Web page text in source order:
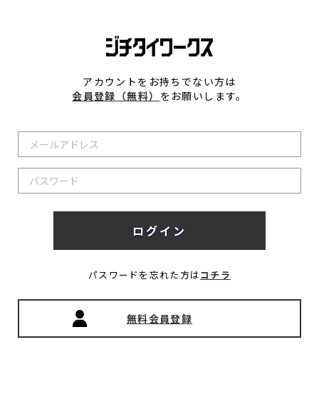
アカウントをお持ちでない方は
会員登録（無料） をお願いします。
パスワードを忘れた方はコチラ
無料会員登録